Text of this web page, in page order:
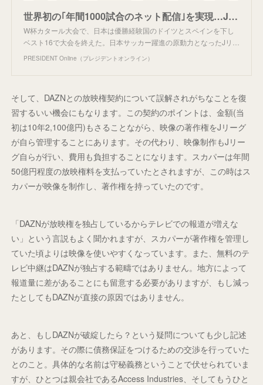
世界初の｢年間1000試合のネット配信｣を実現…JリーグがDAZNと｢2100億円の巨額契約｣を結んだワケ ｢開幕戦はシステム障害｣だったが…
W杯カタール大会で、日本は優勝経験国のドイツとスペインを下し
ベスト16で大会を終えた。日本サッカー躍進の原動力となったJリ…
PRESIDENT Online（プレジデントオンライン）
そして、DAZNとの放映権契約について誤解されがちなことを復
習するいい機会にもなります。この契約のポイントは、金額(当
初は10年2,100億円)もさることながら、映像の著作権をJリーグ
が自ら管理することにあります。その代わり、映像制作もJリー
グ自らが行い、費用も負担することになります。スカパーは年間
50億円程度の放映権料を支払っていたとされますが、この時はス
カパーが映像を制作し、著作権を持っていたのです。
「DAZNが放映権を独占しているからテレビでの報道が増えな
い」という言説もよく聞かれますが、スカパーが著作権を管理し
ていた頃よりは映像を使いやすくなっています。また、無料のテ
レビ中継はDAZNが独占する範疇ではありません。地方によって
報道量に差があることにも留意する必要がありますが、もし減っ
たとしてもDAZNが直接の原因ではありません。
あと、もしDAZNが破綻したら？という疑問についても少し記述
があります。その際に債務保証をつけるための交渉を行っていた
とのこと。具体的な名前は守秘義務ということで伏せられていま
すが、ひとつは親会社であるAccess Industries、そしてもうひと